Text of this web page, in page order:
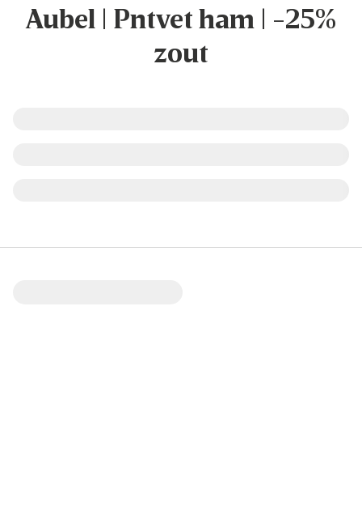
Aubel | Pntvet ham | -25%
zout